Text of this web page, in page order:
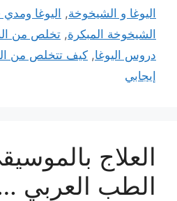
اليوغا و الشيخوخة, اليوغا
الشيخوخة المبكرة, تخلص من
دروس اليوغا, كيف تتخلص من
إيجابي
العلاج
الطب العربي